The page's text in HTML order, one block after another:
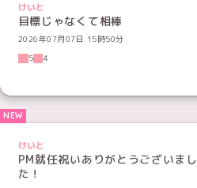
けいと
目標じゃなくて相棒
2026年07月07日 15時50分
5
4
けいと
PM就任祝いありがとうございまし
た！